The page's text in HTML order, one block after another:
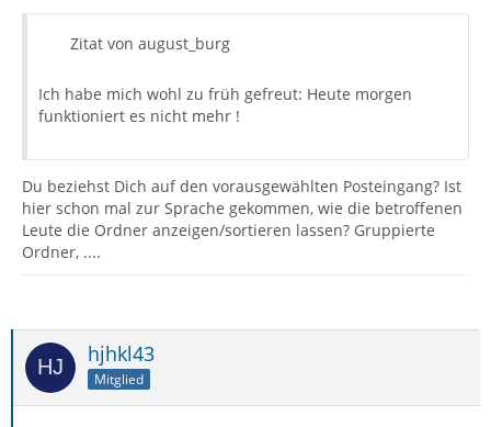
Zitat von august_burg
Ich habe mich wohl zu früh gefreut: Heute morgen
funktioniert es nicht mehr !
Du beziehst Dich auf den vorausgewählten Posteingang? Ist
hier schon mal zur Sprache gekommen, wie die betroffenen
Leute die Ordner anzeigen/sortieren lassen? Gruppierte
Ordner, ....
hjhkl43
Mitglied